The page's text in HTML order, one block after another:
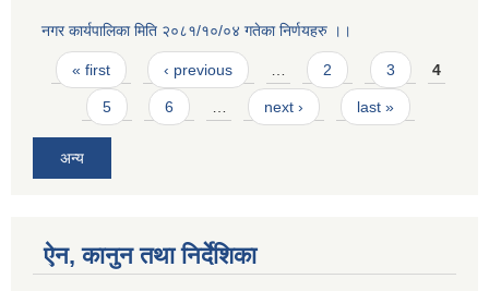
नगर कार्यपालिका मिति २०८१/१०/०४ गतेका निर्णयहरु ।।
Pages
« first ‹ previous … 2 3 4
5 6 … next › last »
अन्य
ऐन, कानुन तथा निर्देशिका